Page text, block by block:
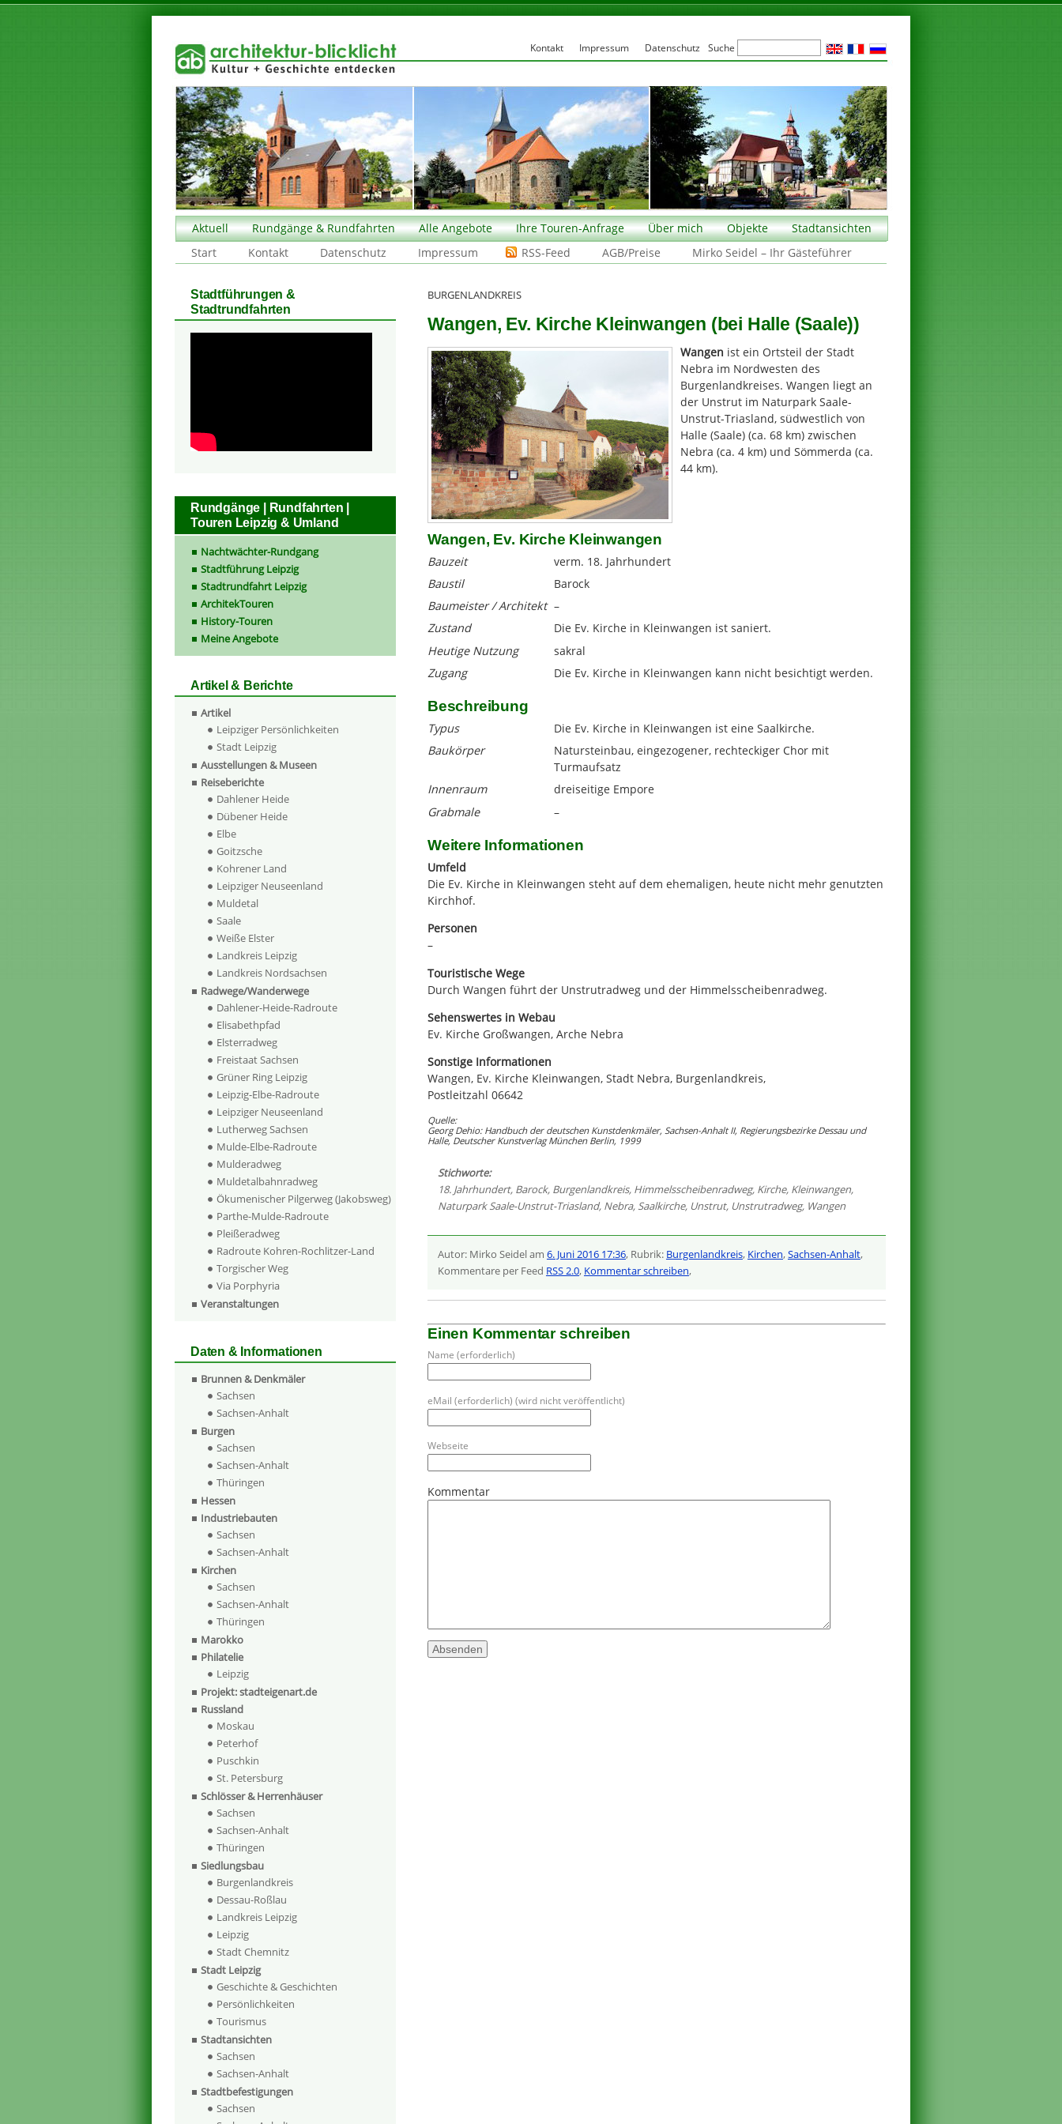
Aktuell Rundgänge & Rundfahrten Alle Angebote Ihre Touren-Anfrage Über mich Objekte
Stadtansichten
Start
Kontakt Datenschutz Impressum RSS-Feed AGB/Preise Mirko Seidel – Ihr Gästeführer
BURGENLANDKREIS
Wangen, Ev. Kirche Kleinwangen (bei Halle (Saale))
Wangen ist ein Ortsteil der Stadt
Nebra im Nordwesten des
Burgenlandkreises. Wangen liegt an
der Unstrut im Naturpark Saale-
Unstrut-Triasland, südwestlich von
Halle (Saale) (ca. 68 km) zwischen
Nebra (ca. 4 km) und Sömmerda (ca.
44 km).
Wangen, Ev. Kirche Kleinwangen
Bauzeit
verm. 18. Jahrhundert
Baustil
Barock
Baumeister / Architekt –
Zustand
Die Ev. Kirche in Kleinwangen ist saniert.
Heutige Nutzung
sakral
Zugang
Die Ev. Kirche in Kleinwangen kann nicht besichtigt werden.
Beschreibung
Typus
Die Ev. Kirche in Kleinwangen ist eine Saalkirche.
Baukörper
Natursteinbau, eingezogener, rechteckiger Chor mit
Turmaufsatz
Innenraum
dreiseitige Empore
Grabmale
–
Weitere Informationen
Umfeld
Die Ev. Kirche in Kleinwangen steht auf dem ehemaligen, heute nicht mehr genutzten
Kirchhof.
Personen
–
Touristische Wege
Durch Wangen führt der Unstrutradweg und der Himmelsscheibenradweg.
Sehenswertes in Webau
Ev. Kirche Großwangen, Arche Nebra
Sonstige Informationen
Wangen, Ev. Kirche Kleinwangen, Stadt Nebra, Burgenlandkreis,
Postleitzahl 06642
Quelle:
Georg Dehio: Handbuch der deutschen Kunstdenkmäler, Sachsen-Anhalt II, Regierungsbezirke Dessau und
Halle, Deutscher Kunstverlag München Berlin, 1999
Stichworte:
18. Jahrhundert, Barock, Burgenlandkreis, Himmelsscheibenradweg, Kirche, Kleinwangen,
Naturpark Saale-Unstrut-Triasland, Nebra, Saalkirche, Unstrut, Unstrutradweg, Wangen
Autor: Mirko Seidel am 6. Juni 2016 17:36, Rubrik: Burgenlandkreis, Kirchen,Sachsen-Anhalt,
Kommentare per Feed RSS 2.0, Kommentar schreiben,
Einen Kommentar schreiben
Name (erforderlich)
eMail (erforderlich) (wird nicht veröffentlicht)
Webseite
Kommentar
Stadtführungen &
Stadtrundfahrten
Rundgänge | Rundfahrten |
Touren Leipzig & Umland
Nachtwächter-Rundgang
Stadtführung Leipzig
Stadtrundfahrt Leipzig
ArchitekTouren
History-Touren
Meine Angebote
Artikel & Berichte
Artikel
Leipziger Persönlichkeiten
Stadt Leipzig
Ausstellungen & Museen
Reiseberichte
Dahlener Heide
Dübener Heide
Elbe
Goitzsche
Kohrener Land
Leipziger Neuseenland
Muldetal
Saale
Weiße Elster
Landkreis Leipzig
Landkreis Nordsachsen
Radwege/Wanderwege
Dahlener-Heide-Radroute
Elisabethpfad
Elsterradweg
Freistaat Sachsen
Grüner Ring Leipzig
Leipzig-Elbe-Radroute
Leipziger Neuseenland
Lutherweg Sachsen
Mulde-Elbe-Radroute
Mulderadweg
Muldetalbahnradweg
Ökumenischer Pilgerweg (Jakobsweg)
Parthe-Mulde-Radroute
Pleißeradweg
Radroute Kohren-Rochlitzer-Land
Torgischer Weg
Via Porphyria
Veranstaltungen
Daten & Informationen
Brunnen & Denkmäler
Sachsen
Sachsen-Anhalt
Burgen
Sachsen
Sachsen-Anhalt
Thüringen
Hessen
Industriebauten
Sachsen
Sachsen-Anhalt
Kirchen
Sachsen
Sachsen-Anhalt
Thüringen
Marokko
Philatelie
Leipzig
Projekt: stadteigenart.de
Russland
Moskau
Peterhof
Puschkin
St. Petersburg
Schlösser & Herrenhäuser
Sachsen
Sachsen-Anhalt
Thüringen
Siedlungsbau
Burgenlandkreis
Dessau-Roßlau
Landkreis Leipzig
Leipzig
Stadt Chemnitz
Stadt Leipzig
Geschichte & Geschichten
Persönlichkeiten
Tourismus
Stadtansichten
Sachsen
Sachsen-Anhalt
Stadtbefestigungen
Sachsen
Kontakt Impressum Datenschutz Suche